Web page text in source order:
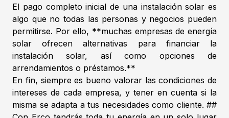
El pago completo inicial de una instalación solar es
algo que no todas las personas y negocios pueden
permitirse. Por ello, **muchas empresas de energía
solar ofrecen alternativas para financiar la
instalación solar, así como opciones de
arrendamientos o préstamos.**
En fin, siempre es bueno valorar las condiciones de
intereses de cada empresa, y tener en cuenta si la
misma se adapta a tus necesidades como cliente. ##